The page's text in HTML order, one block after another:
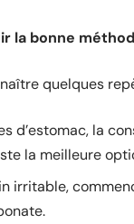
la bonne
quelques
d’estomac, la
la meilleure
irritable,